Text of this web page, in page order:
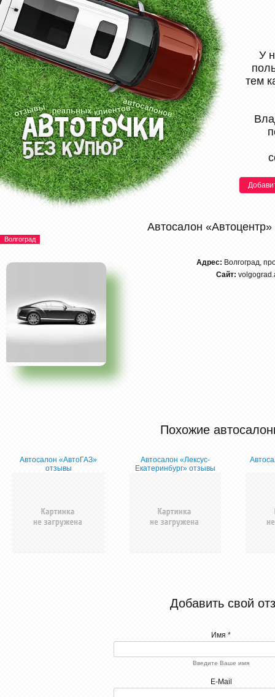
У
тем
Автосалон
Волгоград
Адрес: Волгоград,
Сайт:
Похожие
Автосалон «АвтоГАЗ»
отзывы
Автосалон «Лексус-
Екатеринбург» отзывы
Добавить свой
Имя *
Введите Ваше имя
E-Mail